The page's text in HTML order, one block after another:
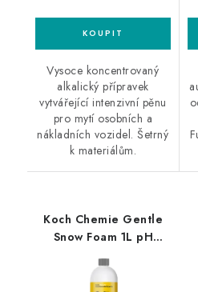
Vysoce koncentrovaný
alkalický přípravek
vytvářející intenzivní pěnu
pro mytí osobních a
nákladních vozidel. Šetrný
k materiálům.
Koch Chemie Gentle
Snow Foam 1L pH